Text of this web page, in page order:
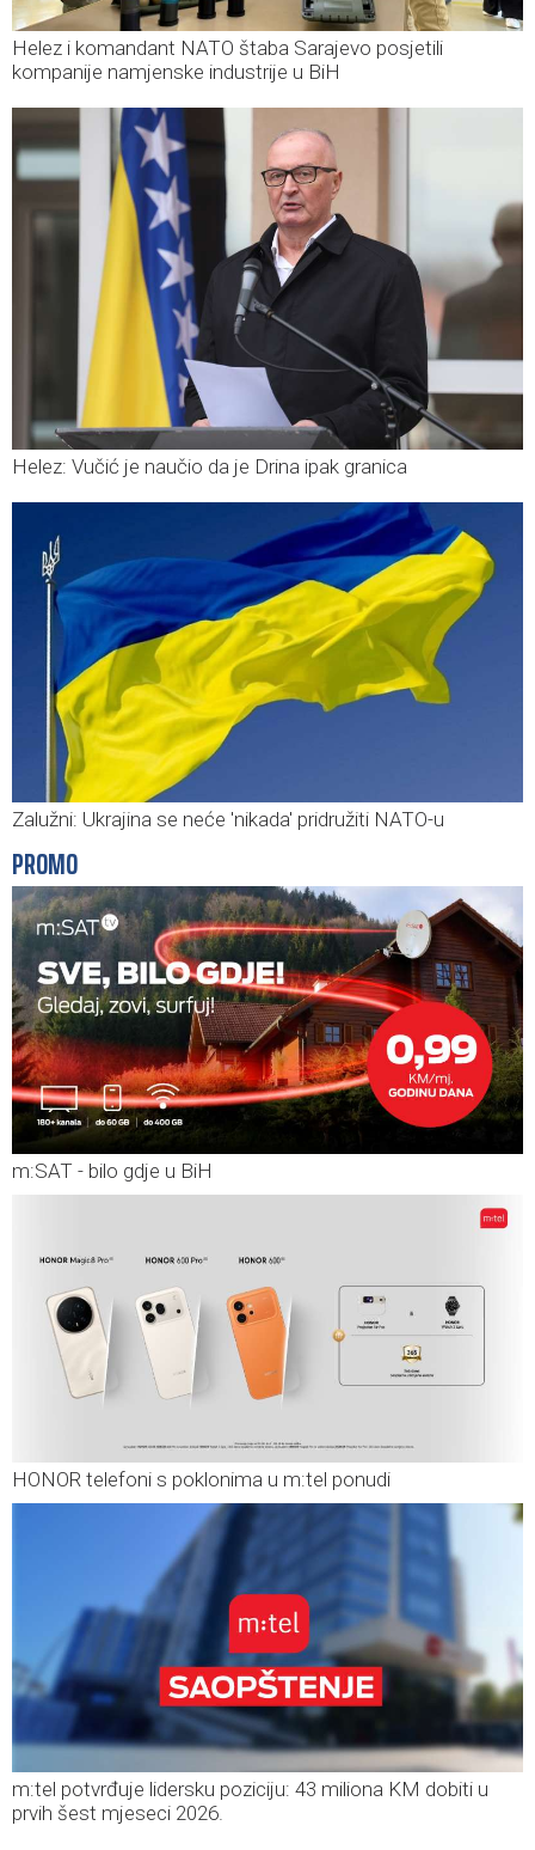
Helez i komandant NATO štaba Sarajevo posjetili
kompanije namjenske industrije u BiH
Helez: Vučić je naučio da je Drina ipak granica
Zalužni: Ukrajina se neće 'nikada' pridružiti NATO-u
PROMO
m:SAT - bilo gdje u BiH
HONOR telefoni s poklonima u m:tel ponudi
m:tel potvrđuje lidersku poziciju: 43 miliona KM dobiti u
prvih šest mjeseci 2026.